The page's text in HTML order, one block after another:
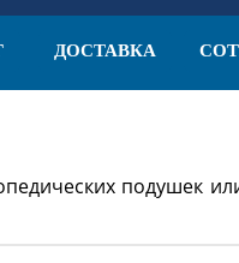
ДОСТАВКА
подушек